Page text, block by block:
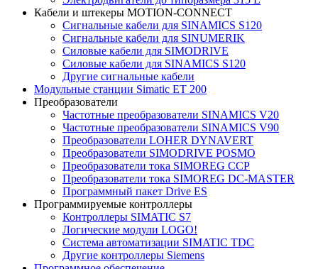
Кабели и штекеры MOTION-CONNECT
Сигнальные кабели для SINAMICS S120
Сигнальные кабели для SINUMERIK
Силовые кабели для SIMODRIVE
Силовые кабели для SINAMICS S120
Другие сигнальные кабели
Модульные станции Simatic ET 200
Преобразователи
Частотные преобразователи SINAMICS V20
Частотные преобразователи SINAMICS V90
Преобразователи LOHER DYNAVERT
Преобразователи SIMODRIVE POSMO
Преобразователи тока SIMOREG CCP
Преобразователи тока SIMOREG DC-MASTER
Программный пакет Drive ES
Программируемые контроллеры
Контроллеры SIMATIC S7
Логические модули LOGO!
Система автоматизации SIMATIC TDC
Другие контроллеры Siemens